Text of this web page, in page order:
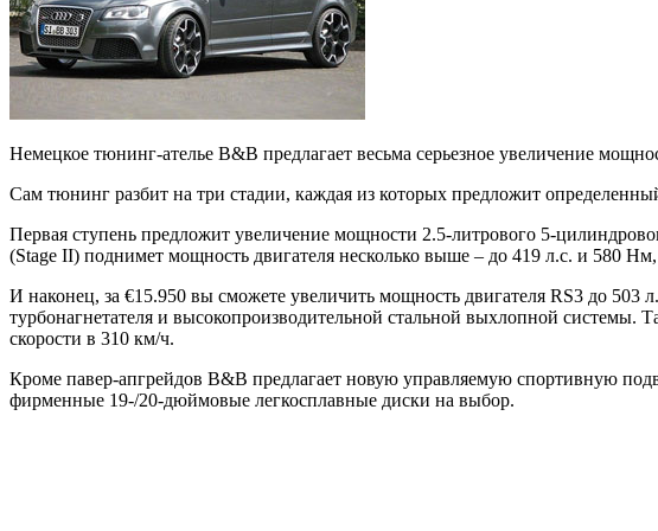
Немецкое тюнинг-ателье B&B предлагает весьма серьезное увеличение
Сам тюнинг разбит на три стадии, каждая из которых предложит
Первая ступень предложит увеличение мощности 2.5-литрового 5-
(Stage II) поднимет мощность двигателя несколько выше – до 419 л.с. и 580
И наконец, за €15.950 вы сможете увеличить мощность двигателя RS3 до
турбонагнетателя и высокопроизводительной стальной выхлопной системы.
скорости в 310 км/ч.
Кроме павер-апгрейдов B&B предлагает новую управляемую спортивную
фирменные 19-/20-дюймовые легкосплавные диски на выбор.